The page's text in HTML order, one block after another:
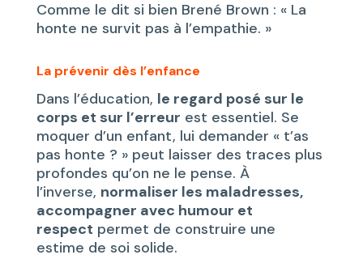
Comme le dit si bien Brené Brown : « La
honte ne survit pas à l’empathie. »
La prévenir dès l’enfance
Dans l’éducation, le regard posé sur le
corps et sur l’erreur est essentiel. Se
moquer d’un enfant, lui demander « t’as
pas honte ? » peut laisser des traces plus
profondes qu’on ne le pense. À
l’inverse, normaliser les maladresses,
accompagner avec humour et
respect permet de construire une
estime de soi solide.